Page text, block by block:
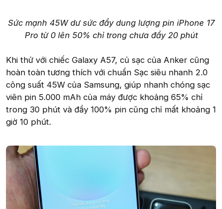
Sức mạnh 45W dư sức đẩy dung lượng pin iPhone 17
Pro từ 0 lên 50% chỉ trong chưa đầy 20 phút
Khi thử với chiếc Galaxy A57, củ sạc của Anker cũng
hoàn toàn tương thích với chuẩn Sạc siêu nhanh 2.0
công suất 45W của Samsung, giúp nhanh chóng sạc
viên pin 5.000 mAh của máy được khoảng 65% chỉ
trong 30 phút và đầy 100% pin cũng chỉ mất khoảng 1
giờ 10 phút.